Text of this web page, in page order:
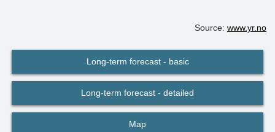
Source: www.yr.no
Long-term forecast - basic
Long-term forecast - detailed
Map